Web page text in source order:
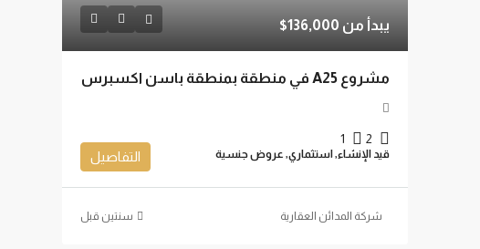
يبدأ من 136,000$
مشروع A25 في منطقة بمنطقة باسن اكسبرس
2
1
قيد الإنشاء, استثماري, عروض جنسية التفاصيل
شركة المدائن العقارية ‏سنتين قبل